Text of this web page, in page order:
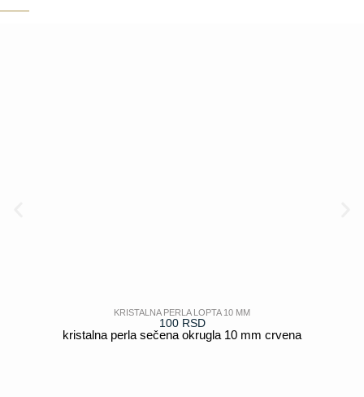
KRISTALNA PERLA LOPTA 10 MM
100 RSD
kristalna perla sečena okrugla 10 mm crvena